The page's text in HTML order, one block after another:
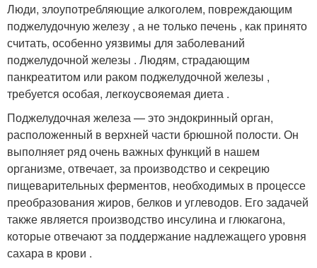
Люди, злоупотребляющие алкоголем, повреждающим
поджелудочную железу , а не только печень , как принято
считать, особенно уязвимы для заболеваний
поджелудочной железы . Людям, страдающим
панкреатитом или раком поджелудочной железы ,
требуется особая, легкоусвояемая диета .
Поджелудочная железа — это эндокринный орган,
расположенный в верхней части брюшной полости. Он
выполняет ряд очень важных функций в нашем
организме, отвечает, за производство и секрецию
пищеварительных ферментов, необходимых в процессе
преобразования жиров, белков и углеводов. Его задачей
также является производство инсулина и глюкагона,
которые отвечают за поддержание надлежащего уровня
сахара в крови .